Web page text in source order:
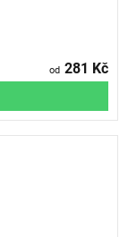
od 281 Kč